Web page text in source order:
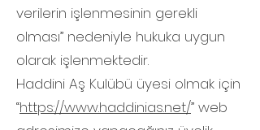
verilerin işlenmesinin gerekli
olması” nedeniyle hukuka uygun
olarak işlenmektedir.
Haddini Aş Kulübü üyesi olmak için
“https://www.haddinias.net/” web